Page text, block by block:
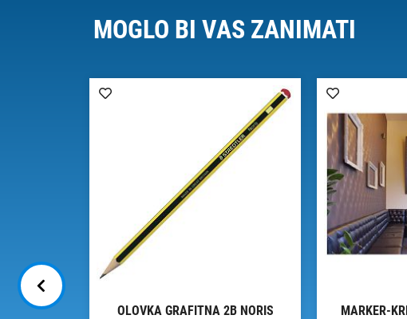
MOGLO BI VAS ZANIMATI
EDDING
OLOVKA GRAFITNA 2B NORIS
MARKER-